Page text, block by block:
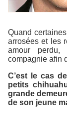
Quand
arrosées et les
amour perdu,
compagnie afin
C’est le cas
petits
grande
de son jeune